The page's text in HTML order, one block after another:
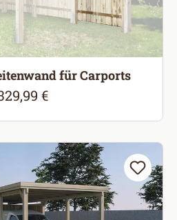
für Carports
Preis:
€